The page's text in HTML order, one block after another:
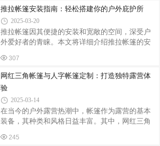
线篷布、膨胀螺栓、密封胶条。辅助耗
了不同场所和个人的个性化需求。定制四柱亭，
从选材到设计，都可根据客户需求进行个性化调
整。优质的防腐木或金属框架，搭配天然的茅草
屋顶，既保证了亭子的耐用性，又增添了自然美
感。设计上，可根据场地大小、环境氛围和客户
需求，进行形状、尺寸和装饰的定制，确保亭子
根据现场实际情况，进行精确测量和定位，
推拉帐篷安装指南：轻松搭建你的户外庇护所
2025-03-20
推拉帐篷因其便捷的安装和宽敞的空间，深受户
外爱好者的青睐。本文将详细介绍推拉帐篷的安
所。一、准备工作选择合适的营地：选择平坦、
排水良好的地面，远离危险区域，如悬崖、落石
等。清理地面上的碎石、树枝等尖锐物品，避免
损坏帐篷底部。检查配件：打开包装，检查帐篷
主体、支架、地钉、风绳等配件是否齐全，并确
认无损坏。阅读说明书：不同品牌的推拉帐篷结
构可能略有不同，建议仔细阅读说明书，了解具
体安装步骤和注意事项。二、安装步骤铺设地
307
网红三角帐篷与人字帐篷定制：打造独特露营体
验
2025-03-14
在当今的户外露营热潮中，帐篷作为露营的基本
装备，其种类和风格日益丰富。其中，网红三角
了众多露营爱好者的首选。本文将介绍这两种帐
245